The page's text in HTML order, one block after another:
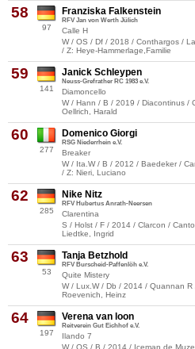
58
97
Franziska Falkenstein
RFV Jan von Werth Jülich
Calle H
W / OS / Df / 2018 / Conthargos /
/ Z: Heye-Hammerlage,Familie
59
141
Janick Schleypen
Neuss-Grefrather RC 1983 e.V.
Diamoncello
W / Hann / B / 2019 / Diacontinus /
Oellrich, Harald
60
277
Domenico Giorgi
RSG Niederrhein e.V.
Breaker
W / Ita.W / B / 2012 / Baedeker /
/ Z: Nieri, Luciano
62
285
Nike Nitz
RFV Hubertus Anrath-Neersen
Clarentina
S / Holst / F / 2014 / Clarcon /
Liedtke, Ingrid
63
53
Tanja Betzhold
RFV Burscheid-Paffenlöh e.V.
Quite Mistery
W / Lux.W / Db / 2014 / Quannan
Roevenich, Heinz
64
197
Verena van loon
Reitverein Gut Eichhof e.V.
Ilando 7
W / OS / B / 2014 / Iceman de